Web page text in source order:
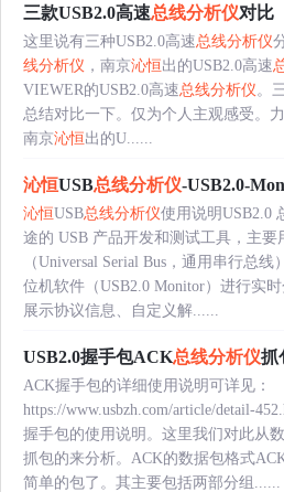
三款USB2.0高速总线分析仪对比
这里说有三种USB2.0高速总线分析仪
线分析仪 ，南京沁恒出的USB2.0高速
VIEWER的USB2.0高速总线分析仪 。
总结对比一下。仅为个人主观感受。
南京沁恒出的U......
沁恒USB总线分析仪-USB2.0-
沁恒USB总线分析仪使用说明USB2.0
途的 USB 产品开发和测试工具，主要
（Universal Serial Bus，通用串行总
位机软件（USB2.0 Monitor）进行实
展示协议信息、自定义解......
USB2.0握手包ACK总线分析仪抓
ACK握手包的详细使用说明可详见：
https://www.usbzh.com/article/detail-
握手包的使用说明。这里我们对此从
抓包的来分析。ACK的数据包格式
简单的包了。其主要包括两部分组......